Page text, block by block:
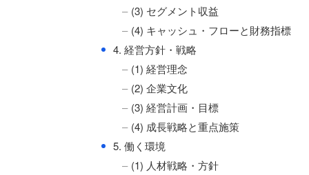
(3) セグメント収益
(4) キャッシュ・フローと財務指標
● 4. 経営方針・戦略
(1) 経営理念
(2) 企業文化
(3) 経営計画・目標
(4) 成長戦略と重点施策
● 5. 働く環境
(1) 人材戦略・方針